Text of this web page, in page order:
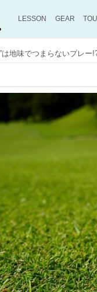
LESSON GEAR